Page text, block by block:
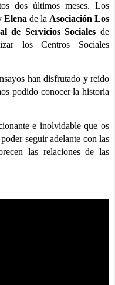
dos últimos meses. Los
Elena de la Asociación Los
de Servicios Sociales de
los Centros Sociales
han disfrutado y reído
podido conocer la historia
e inolvidable que os
seguir adelante con las
las relaciones de las